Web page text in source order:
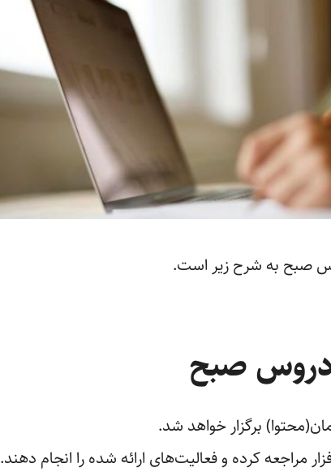
صبح به شرح زیر است.
دروس صبح
برگزار خواهد شد.
مراجعه کرده و فعالیت‌های ارائه شده را انجام دهند.